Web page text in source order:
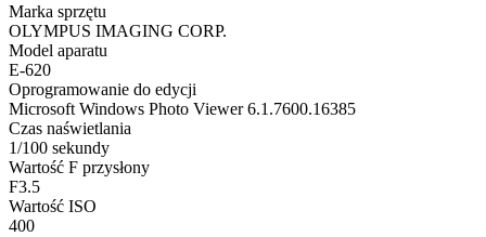
Marka sprzętu
OLYMPUS IMAGING CORP.
Model aparatu
E-620
Oprogramowanie do edycji
Microsoft Windows Photo Viewer 6.1.7600.16385
Czas naświetlania
1/100 sekundy
Wartość F przysłony
F3.5
Wartość ISO
400